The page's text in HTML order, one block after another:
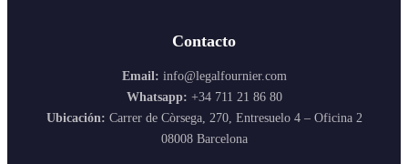
Contacto
Email: info@legalfournier.com
Whatsapp: +34 711 21 86 80
Ubicación: Carrer de Còrsega, 270, Entresuelo 4 – Oficina 2
08008 Barcelona